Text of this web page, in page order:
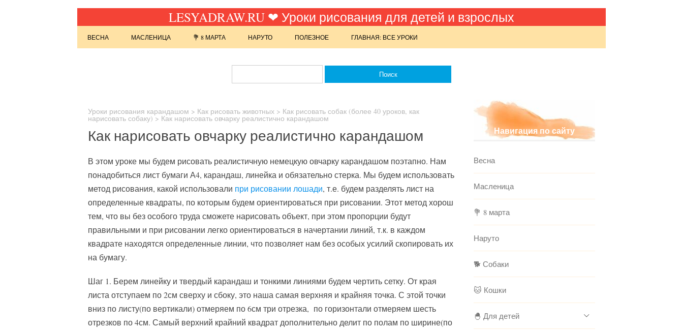
LESYADRAW.RU ❤ Уроки рисования для детей и взрослых
ВЕСНА МАСЛЕНИЦА 💐 8 МАРТА НАРУТО ПОЛЕЗНОЕ ГЛАВНАЯ: ВСЕ УРОКИ
Уроки рисования карандашом > Как рисовать животных > Как рисовать собак (более 40 уроков, как
нарисовать собаку) > Как нарисовать овчарку реалистично карандашом
Как нарисовать овчарку реалистично карандашом
В этом уроке мы будем рисовать реалистичную немецкую овчарку карандашом поэтапно. Нам
понадобиться лист бумаги А4, карандаш, линейка и обязательно стерка. Мы будем использовать
метод рисования, какой использовали при рисовании лошади, т.е. будем разделять лист на
определенные квадраты, по которым будем ориентироваться при рисовании. Этот метод хорош
тем, что вы без особого труда сможете нарисовать объект, при этом пропорции будут
правильными и при рисовании легко ориентироваться в начертании линий, т.к. в каждом
квадрате находятся определенные линии, что позволяет нам без особых усилий скопировать их
на бумагу.
Шаг 1. Берем линейку и твердый карандаш и тонкими линиями будем чертить сетку. От края
листа отступаем по 2см сверху и сбоку, это наша самая верхняя и крайняя точка. С этой точки
вниз по листу(по вертикали) отмеряем по 6см три отрезка, по горизонтали отмеряем шесть
отрезков по 4см. Самый верхний крайний квадрат дополнительно делит по полам по ширине(по
Навигация по сайту
Весна
Масленица
💐 8 марта
Наруто
🐕 Собаки
🐱 Кошки
🐣 Для детей